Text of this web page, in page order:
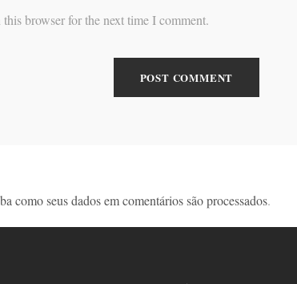
browser for the next time I comment.
como seus dados em comentários são processados.